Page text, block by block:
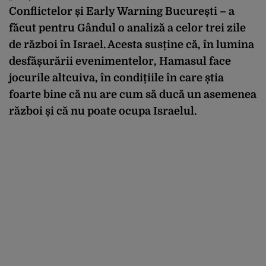
Conflictelor și Early Warning București – a
făcut pentru Gândul o analiză a celor trei zile
de război în Israel. Acesta susține că, în lumina
desfășurării evenimentelor, Hamasul face
jocurile altcuiva, în condițiile în care știa
foarte bine că nu are cum să ducă un asemenea
război și că nu poate ocupa Israelul.